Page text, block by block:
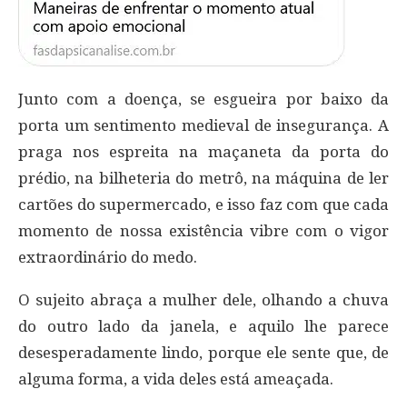
Junto com a doença, se esgueira por baixo da
porta um sentimento medieval de insegurança. A
praga nos espreita na maçaneta da porta do
prédio, na bilheteria do metrô, na máquina de ler
cartões do supermercado, e isso faz com que cada
momento de nossa existência vibre com o vigor
extraordinário do medo.
O sujeito abraça a mulher dele, olhando a chuva
do outro lado da janela, e aquilo lhe parece
desesperadamente lindo, porque ele sente que, de
alguma forma, a vida deles está ameaçada.